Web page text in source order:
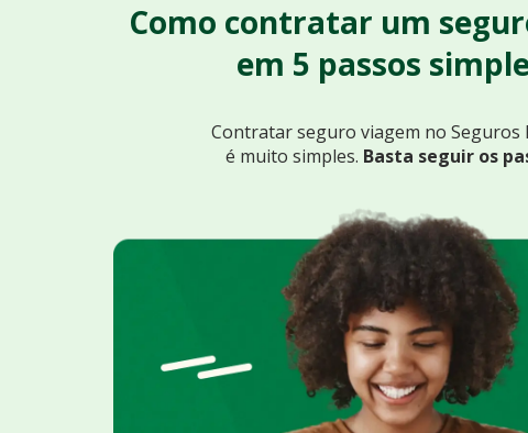
Como contratar um
em 5 passos
Contratar seguro viagem no Seguros
é muito simples. Basta seguir os